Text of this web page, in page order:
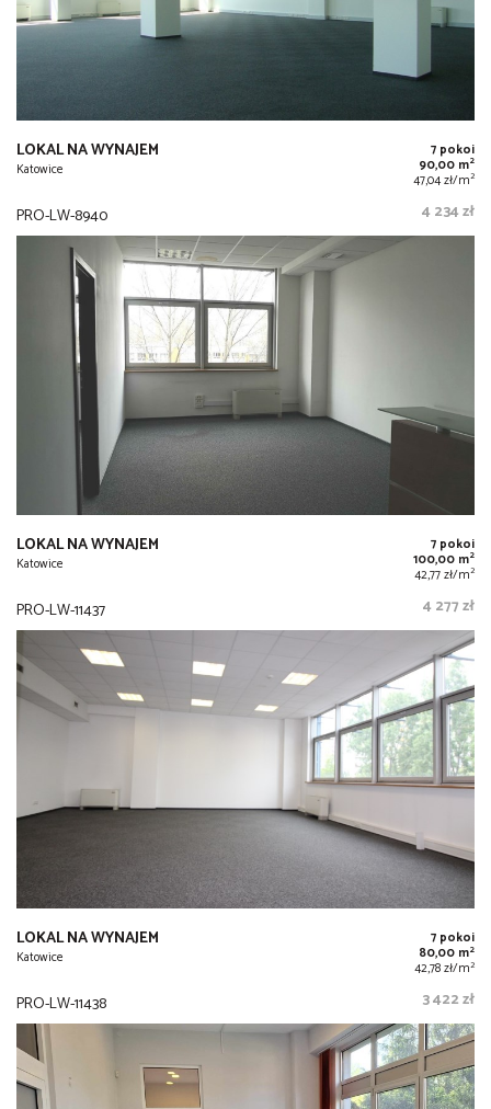
LOKAL NA WYNAJEM
Katowice
7 pokoi
90,00 m2
47,04 zł/m2
PRO-LW-8940 4 234 zł
LOKAL NA WYNAJEM
Katowice
7 pokoi
100,00 m2
42,77 zł/m2
PRO-LW-11437 4 277 zł
LOKAL NA WYNAJEM
Katowice
7 pokoi
80,00 m2
42,78 zł/m2
PRO-LW-11438 3 422 zł